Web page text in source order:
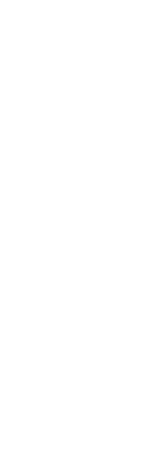
Vous
l’année sans
, votre
contrat annuel
Grâce à nos
pelouse à
des feuilles
votre jardin
Un